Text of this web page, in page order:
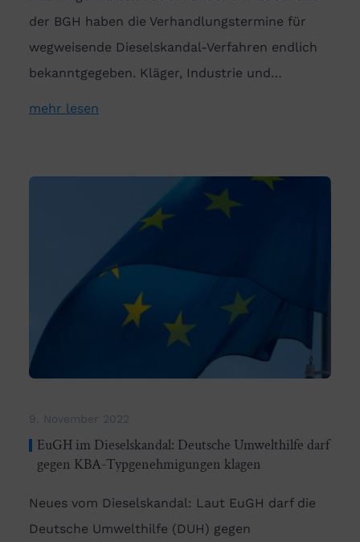
der BGH haben die Verhandlungstermine für
wegweisende Dieselskandal-Verfahren endlich
bekanntgegeben. Kläger, Industrie und…
mehr lesen
9. November 2022
EuGH im Dieselskandal: Deutsche Umwelthilfe darf
gegen KBA-Typgenehmigungen klagen
Neues vom Dieselskandal: Laut EuGH darf die
Deutsche Umwelthilfe (DUH) gegen